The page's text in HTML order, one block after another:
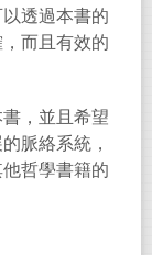
透過本書的
而且有效的
，並且希望
脈絡系統，
哲學書籍的